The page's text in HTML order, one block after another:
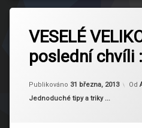
VESELÉ
poslední chvíli
Publikováno 31 března, 2013 Od
Kategorie:
Jednoduché tipy a triky ...
Velikonoce